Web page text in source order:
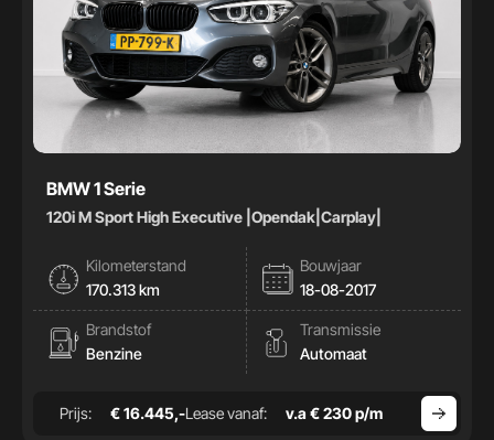
BMW 1 Serie
120i M Sport High Executive |Opendak|Carplay|
Kilometerstand
170.313 km
Bouwjaar
18-08-2017
Brandstof
Benzine
Transmissie
Automaat
Prijs: € 16.445,-Lease vanaf: v.a € 230 p/m